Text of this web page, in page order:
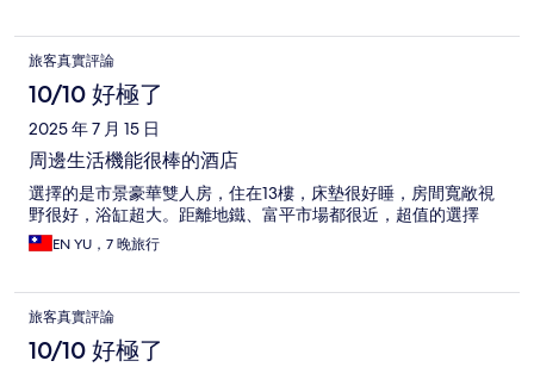
旅客真實評論
10/10 好極了
2025 年 7 月 15 日
周邊生活機能很棒的酒店
選擇的是市景豪華雙人房，住在13樓，床墊很好睡，房間寬敞視
野很好，浴缸超大。距離地鐵、富平市場都很近，超值的選擇
EN YU，7 晚旅行
旅客真實評論
10/10 好極了